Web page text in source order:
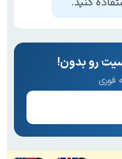
رو بدون!